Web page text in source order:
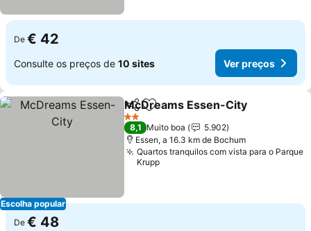
De € 42
Consulte os preços de 10 sites Ver preços
Escolha popular
PartilharAdicionar aos favoritos
McDreams Essen-City
2 Estrelas
8,1 Muito boa
5.902
Essen, a 16.3 km de Bochum
Quartos tranquilos com vista para o Parque
Krupp
De € 48